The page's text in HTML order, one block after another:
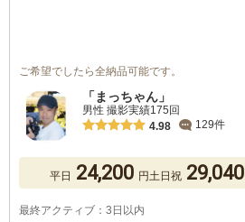
ご希望でしたら全納品可能です。
「まっちゃん」
男性 撮影実績175回
4.98
129件
平日 24,200 円土日祝 29,040
最終アクティブ：3日以内